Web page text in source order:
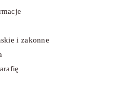
i zakonne